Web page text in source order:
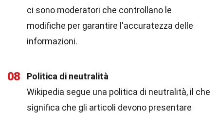
ci sono moderatori che controllano le
modifiche per garantire l'accuratezza delle
informazioni.
08
Politica di neutralità
Wikipedia segue una politica di neutralità, il che
significa che gli articoli devono presentare